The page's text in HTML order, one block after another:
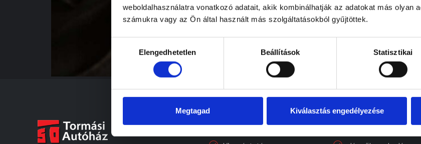
weboldalhasználatra vonatkozó adatait, akik kombinálhatják az adatokat más olyan
számukra vagy az Ön által használt más szolgáltatásokból gyűjtöttek.
kiválasztásaElengedhetetlen Beállítások Statisztikai
Megtagad Kiválasztás engedélyezése